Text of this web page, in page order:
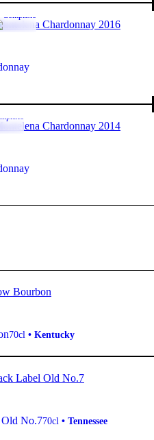
Complexo
70cl • Kentucky
No.770cl • Tennessee